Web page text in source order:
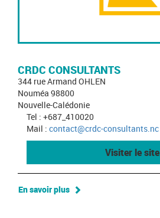
CRDC CONSULTANTS
344 rue Armand OHLEN
Nouméa 98800
Nouvelle-Calédonie
Tel : +687_410020
Mail : contact@crdc-consultants.nc
Visiter le site
En savoir plus